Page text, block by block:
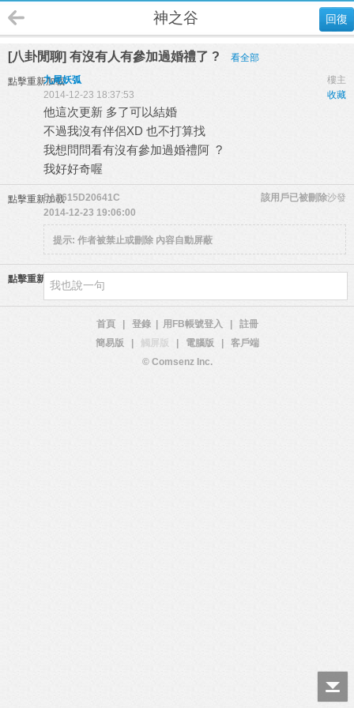
回復
神之谷
[八卦閒聊] 有沒有人有參加過婚禮了 ? 看全部
點擊重新加載 樓主
九尾妖弧
收藏
2014-12-23 18:37:53
他這次更新 多了可以結婚
不過我沒有伴侶XD 也不打算找
我想問問看有沒有參加過婚禮阿 ?
我好好奇喔
點擊重新加載 沙發
5A7615D20641C
該用戶已被刪除
2014-12-23 19:06:00
提示: 作者被禁止或刪除 內容自動屏蔽
點擊重新加載
首頁 登錄 用FB帳號登入
註冊
簡易版
觸屏版 電腦版
客戶端
© Comsenz Inc.